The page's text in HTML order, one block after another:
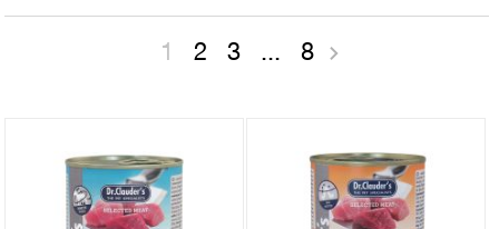
Comida para perros -
Snacks para perros
Dieta veterinaria
para perros
1 2 3 ... 8